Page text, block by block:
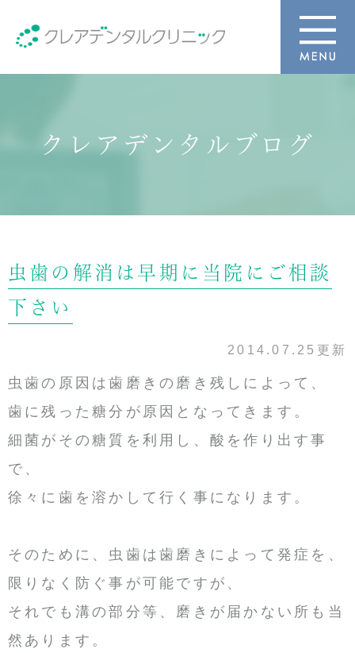
クレアデンタルブログ
虫歯の解消は早期に当院にご相談
下さい
2014.07.25更新
虫歯の原因は歯磨きの磨き残しによって、
歯に残った糖分が原因となってきます。
細菌がその糖質を利用し、酸を作り出す事
で、
徐々に歯を溶かして行く事になります。
そのために、虫歯は歯磨きによって発症を、
限りなく防ぐ事が可能ですが、
それでも溝の部分等、磨きが届かない所も当
然あります。